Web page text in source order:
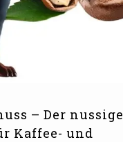
– Der nussige
Kaffee- und